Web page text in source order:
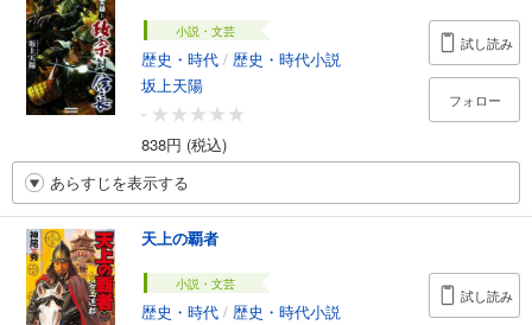
小説・文芸
歴史・時代 / 歴史・時代小説
坂上天陽
-
838円 (税込)
試し読み
フォロー
あらすじを表示する
天上の覇者
小説・文芸
歴史・時代 / 歴史・時代小説
試し読み